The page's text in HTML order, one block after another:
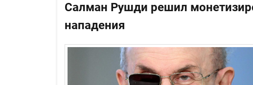
Салман Рушди решил
нападения